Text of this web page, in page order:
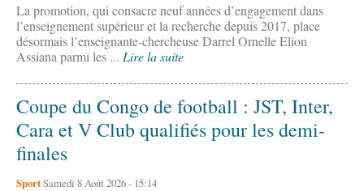
La promotion, qui consacre neuf années d’engagement dans
l’enseignement supérieur et la recherche depuis 2017, place
désormais l’enseignante-chercheuse Darrel Ornelle Elion
Assiana parmi les ... Lire la suite
Coupe du Congo de football : JST, Inter,
Cara et V Club qualifiés pour les demi-
finales
SportSamedi 8 Août 2026 - 15:14